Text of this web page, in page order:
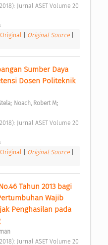
Original Source
Sumber Daya
Dosen Politeknik
; Noach, Robert M;
Original Source
Tahun 2013 bagi
Wajib
Penghasilan pada